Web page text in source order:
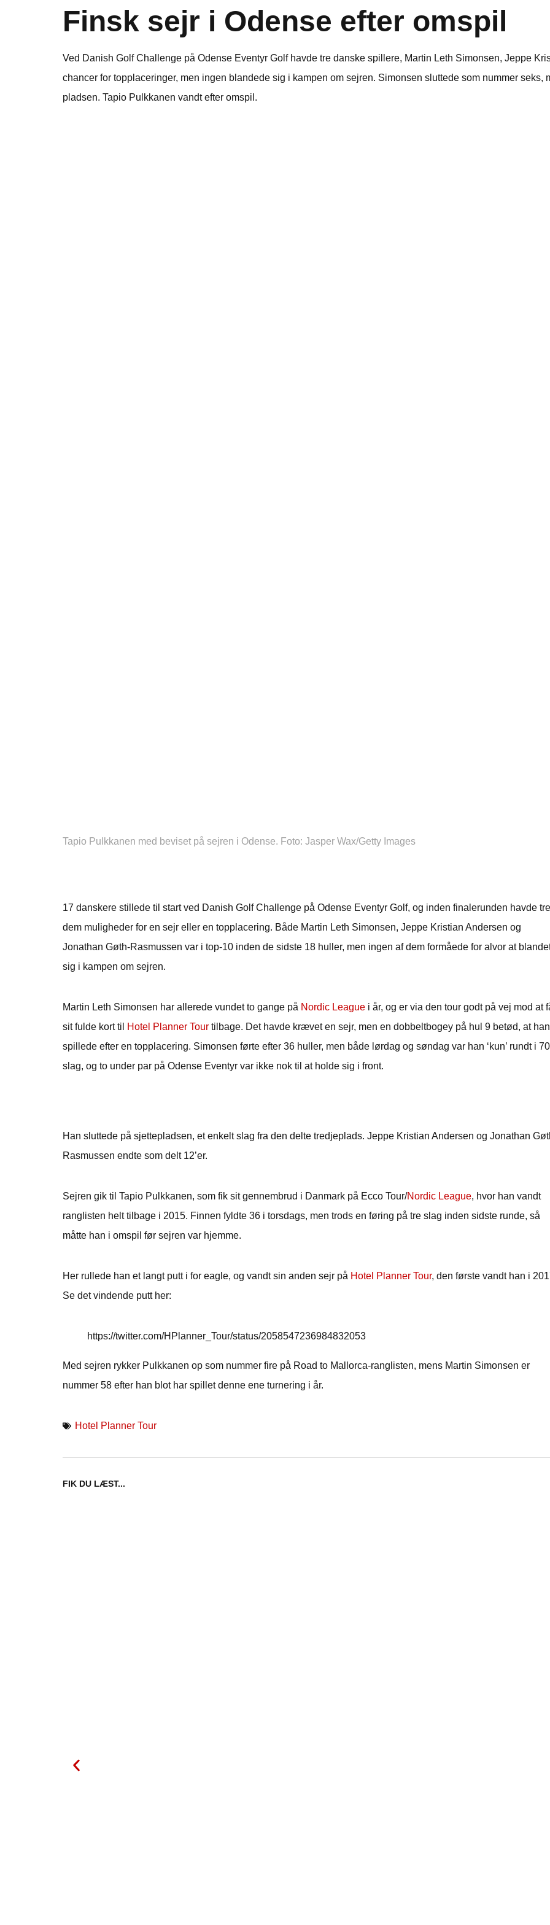
Finsk sejr i Odense efter omspil
Ved Danish Golf Challenge på Odense Eventyr Golf havde tre danske spillere, Martin Leth Simonsen, Jeppe
chancer for topplaceringer, men ingen blandede sig i kampen om sejren. Simonsen sluttede som nummer seks,
pladsen. Tapio Pulkkanen vandt efter omspil.
Tapio Pulkkanen med beviset på sejren i Odense. Foto: Jasper Wax/Getty Images
17 danskere stillede til start ved Danish Golf Challenge på Odense Eventyr Golf, og inden finalerunden havde
dem muligheder for en sejr eller en topplacering. Både Martin Leth Simonsen, Jeppe Kristian Andersen og
Jonathan Gøth-Rasmussen var i top-10 inden de sidste 18 huller, men ingen af dem formåede for alvor at
sig i kampen om sejren.
Martin Leth Simonsen har allerede vundet to gange på Nordic League i år, og er via den tour godt på vej mod at
sit fulde kort til
Hotel Planner Tour tilbage. Det havde krævet en sejr, men en dobbeltbogey på hul 9 betød, at han
spillede efter en topplacering. Simonsen førte efter 36 huller, men både lørdag og søndag var han ‘kun’ rundt i 70
slag, og to under par på Odense Eventyr var ikke nok til at holde sig i front.
Han sluttede på sjettepladsen, et enkelt slag fra den delte tredjeplads. Jeppe Kristian Andersen og Jonathan
Rasmussen endte som delt 12’er.
Sejren gik til Tapio Pulkkanen, som fik sit gennembrud i Danmark på Ecco Tour/Nordic League, hvor han vandt
ranglisten helt tilbage i 2015. Finnen fyldte 36 i torsdags, men trods en føring på tre slag inden sidste runde, så
måtte han i omspil før sejren var hjemme.
Her rullede han et langt putt i for eagle, og vandt sin anden sejr på Hotel Planner Tour, den første vandt han i
Se det vindende putt her:
https://twitter.com/HPlanner_Tour/status/2058547236984832053
Med sejren rykker Pulkkanen op som nummer fire på Road to Mallorca-ranglisten, mens Martin Simonsen er
nummer 58 efter han blot har spillet denne ene turnering i år.
Hotel Planner Tour
FIK DU LÆST...